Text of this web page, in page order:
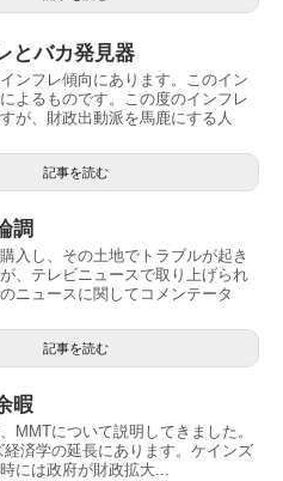
とバカ発見器
ンフレ傾向にあります。このイン
よるものです。この度のインフレ
が、財政出動派を馬鹿にする人
記事を読む
調
入し、その土地でトラブルが起き
、テレビニュースで取り上げられ
ニュースに関してコメンテータ
記事を読む
暇
MMTについて説明してきました。
経済学の延長にあります。ケインズ
には政府が財政拡大...